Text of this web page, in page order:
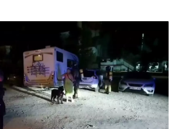
Jenaro Castro
TRAZADO HORIZONTAL
de una noche de verano